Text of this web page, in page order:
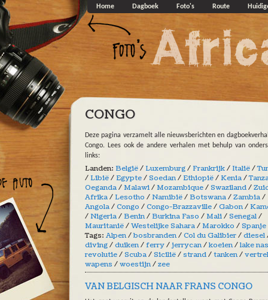
Overslaan en naar de algemene inhoud gaan
Home Dagboek Foto's Route
CONGO
Deze pagina verzamelt alle nieuwsberichten en
Congo. Lees ook de andere verhalen met behulp van
links:
Landen: België/Luxemburg/Frankrijk/Italië/
/Libië/Egypte/Soedan/Ethiopië/Kenia/
Oeganda/Malawi/Mozambique/Swaziland/
Afrika/Lesotho /Namibië/Botswana/Zambia/
Angola/Congo /Congo-Brazzaville/Gabon/
/Nigeria/Benin/Burkina Faso /Mali/Senegal/
Mauritanië/Westelijke Sahara/Marokko /Spanje
Tags: Alpen/bosbranden/Col du Galibier/diesel
diving/duiken/ferry/jerrycan/koeien/lake
revolutie/Scuba/Sicilië/strand/tanken/
wapens /woestijn/zee
VAN BELGISCH NAAR FRANS CONGO